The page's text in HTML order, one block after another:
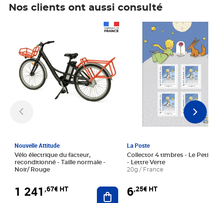
Nos clients ont aussi consulté
Nouvelle Attitude
Vélo électrique du facteur,
reconditionné - Taille normale -
Noir/ Rouge
1 241 ,67€ HT Ajouter au panier
La Poste
Collector 4 timbres - Le Petit
- Lettre Verte
20g / France
6,25€ HT
Prix 6,25€ HT